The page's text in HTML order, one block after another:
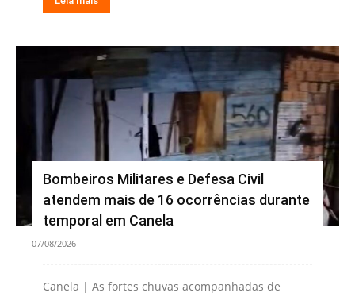
Bombeiros Militares e Defesa Civil
atendem mais de 16 ocorrências durante
temporal em Canela
07/08/2026
Canela | As fortes chuvas acompanhadas de